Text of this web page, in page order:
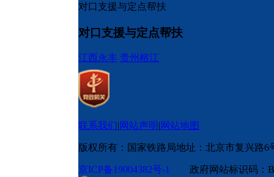
对口支援与定点帮扶
对口支援与定点帮扶
江西永丰 贵州榕江
联系我们 网站声明 网站地图
版权所有：国家铁路局地址：北京市复兴路6
京ICP备19004382号-1 政府网站标识码